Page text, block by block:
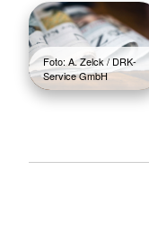
Foto: A. Zelck / DRK-
Service GmbH